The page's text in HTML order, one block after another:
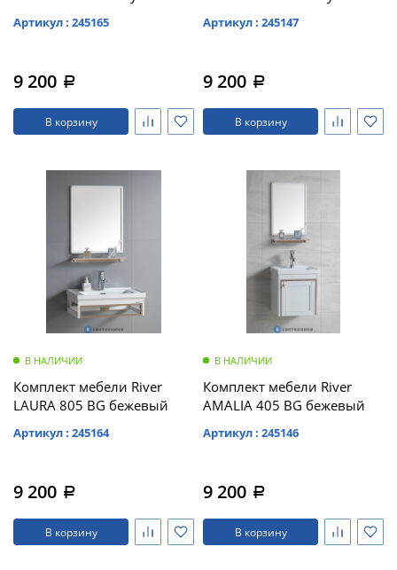
Артикул : 245165
9 200 a
В корзину
Артикул : 245147
9 200 a
В корзину
В НАЛИЧИИ
Комплект мебели River
LAURA 805 BG бежевый
Артикул : 245164
9 200 a
В корзину
В НАЛИЧИИ
Комплект мебели River
AMALIA 405 BG бежевый
Артикул : 245146
9 200 a
В корзину